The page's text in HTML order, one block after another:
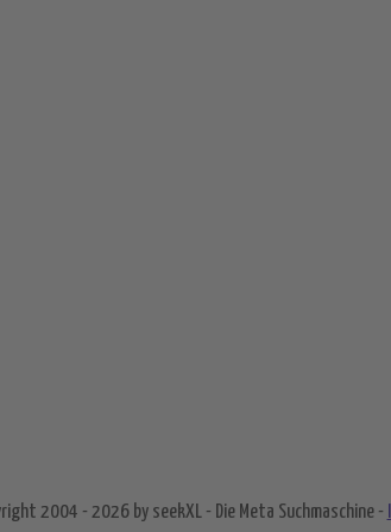
2004 - 2026 by seekXL- Die Meta Suchmaschine -